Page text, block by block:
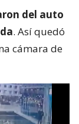
del auto
. Así quedó
cámara de